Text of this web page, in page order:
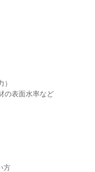
の表⾯⽔率など
方